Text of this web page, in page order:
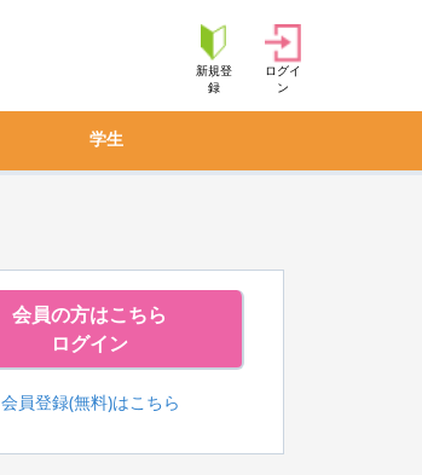
新規登
録
ログイ
ン
学生
会員の方はこちら
ログイン
会員登録(無料)はこちら